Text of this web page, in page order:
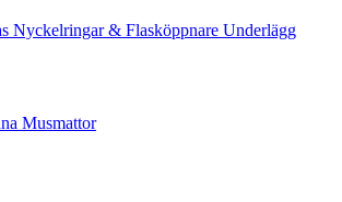
Nyckelringar & Flasköppnare Underlägg
Musmattor